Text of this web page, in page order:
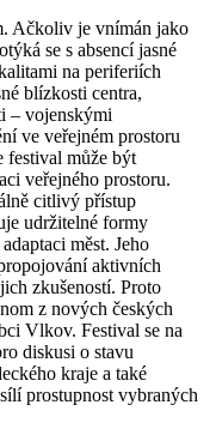
Ačkoliv je vnímán jako
se s absencí jasné
na periferiích
blízkosti centra,
– vojenskými
ve veřejném prostoru
festival může být
veřejného prostoru.
citlivý přístup
udržitelné formy
měst. Jeho
aktivních
zkušeností. Proto
z nových českých
Vlkov. Festival se na
diskusi o stavu
kraje a také
prostupnost vybraných